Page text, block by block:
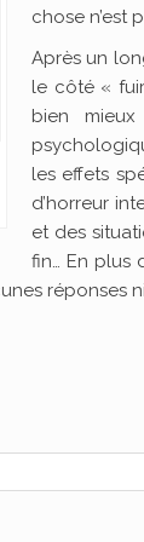
chose n’est
Après un
le côté «
bien
les effets
d’horreur
et des
fin… En plus
réponses